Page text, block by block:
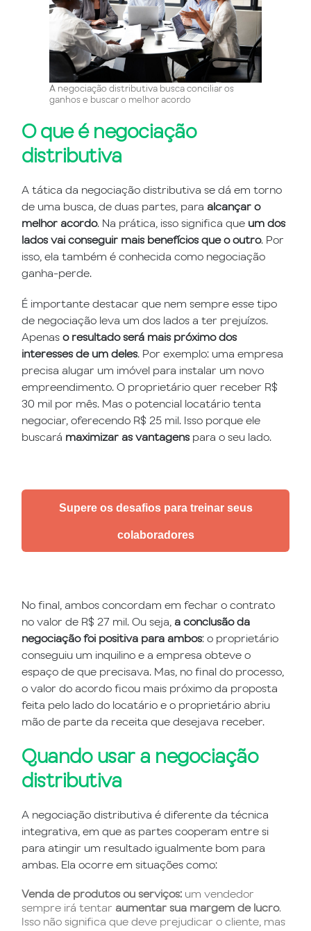
A negociação distributiva busca conciliar os
ganhos e buscar o melhor acordo
O que é negociação
distributiva
A tática da negociação distributiva se dá em torno
de uma busca, de duas partes, para alcançar o
melhor acordo. Na prática, isso significa que um dos
lados vai conseguir mais benefícios que o outro. Por
isso, ela também é conhecida como negociação
ganha-perde.
É importante destacar que nem sempre esse tipo
de negociação leva um dos lados a ter prejuízos.
Apenas o resultado será mais próximo dos
interesses de um deles. Por exemplo: uma empresa
precisa alugar um imóvel para instalar um novo
empreendimento. O proprietário quer receber R$
30 mil por mês. Mas o potencial locatário tenta
negociar, oferecendo R$ 25 mil. Isso porque ele
buscará maximizar as vantagens para o seu lado.
Supere os desafios para treinar seus
colaboradores
No final, ambos concordam em fechar o contrato
no valor de R$ 27 mil. Ou seja, a conclusão da
negociação foi positiva para ambos: o proprietário
conseguiu um inquilino e a empresa obteve o
espaço de que precisava. Mas, no final do processo,
o valor do acordo ficou mais próximo da proposta
feita pelo lado do locatário e o proprietário abriu
mão de parte da receita que desejava receber.
Quando usar a negociação
distributiva
A negociação distributiva é diferente da técnica
integrativa, em que as partes cooperam entre si
para atingir um resultado igualmente bom para
ambas. Ela ocorre em situações como:
Venda de produtos ou serviços: um vendedor
sempre irá tentar aumentar sua margem de lucro.
Isso não significa que deve prejudicar o cliente, mas